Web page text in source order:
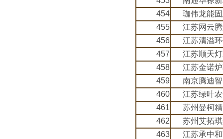
454
珈伟龙能
455
江苏网云
456
江苏清溢
457
江苏顺天
458
江苏金诺
459
南京腾迪
460
江苏绿叶
461
苏州曼柯
462
苏州艾拓
463
江苏承中